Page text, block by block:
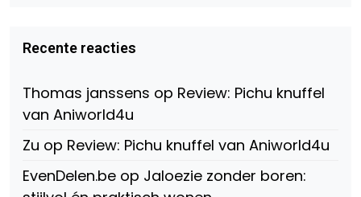
Beauty-
147775071915783/?
Facebook
op
Twitter
op
Instagram
Recente reacties
Thomas janssens op Review: Pichu knuffel
van Aniworld4u
Zu op Review: Pichu knuffel van Aniworld4u
EvenDelen.be op Jaloezie zonder boren: